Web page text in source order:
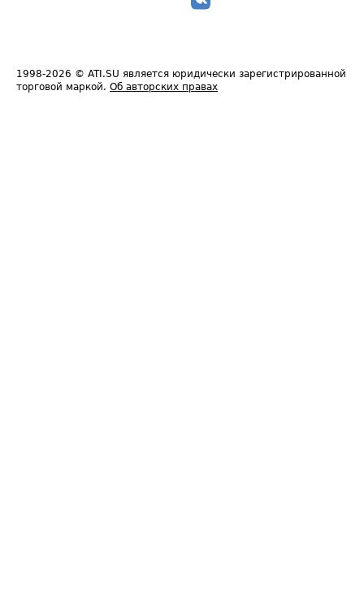
1998-2026 © ATI.SU является юридически зарегистрированной
торговой маркой. Об авторских правах